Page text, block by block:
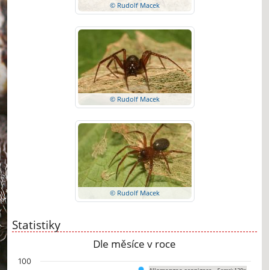
© Rudolf Macek
© Rudolf Macek
© Rudolf Macek
Statistiky
Dle měsíce v roce
Chart
100